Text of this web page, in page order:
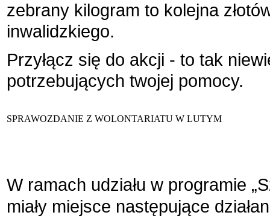
zebrany kilogram to kolejna
inwalidzkiego.
Przyłącz się do akcji - to tak
potrzebujących twojej pomocy.
SPRAWOZDANIE Z WOLONTARIATU W LUTYM
W ramach udziału w programie
miały miejsce następujące